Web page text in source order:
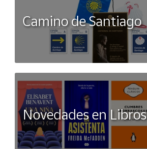
Camino de Santiago
Novedades en Libros